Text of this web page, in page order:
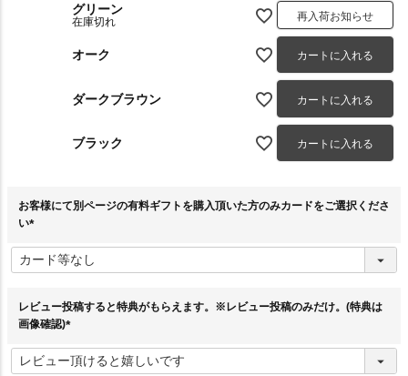
グリーン
在庫切れ 再入荷お知らせ
オーク カートに入れる
ダークブラウン カートに入れる
ブラック カートに入れる
お客様にて別ページの有料ギフトを購入頂いた方のみカードをご選択くださ
い
必
須
レビュー投稿すると特典がもらえます。※レビュー投稿のみだけ。(特典は
画像確認)
必